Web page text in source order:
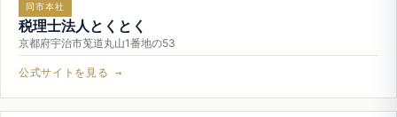
同市本社
税理士法人とくとく
京都府宇治市莵道丸山1番地の53
公式サイトを見る →